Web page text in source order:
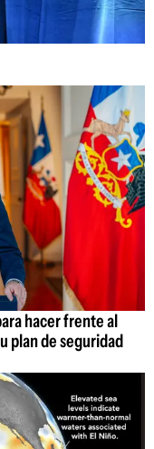
hacer frente al
plan de seguridad